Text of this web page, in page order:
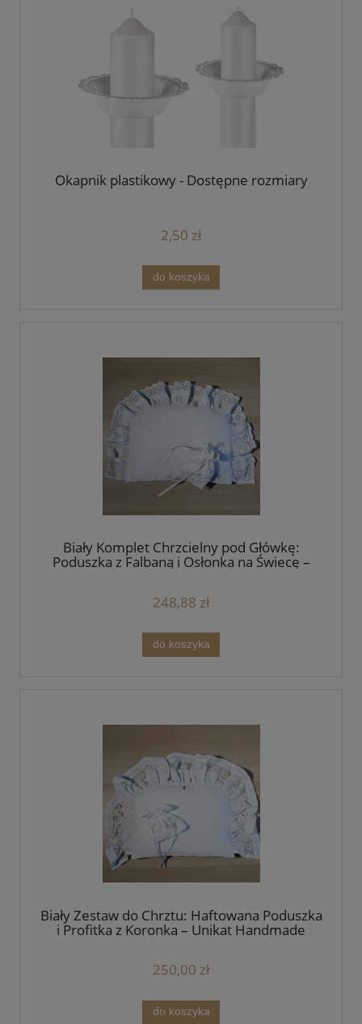
Okapnik plastikowy - Dostępne rozmiary
2,50 zł
do koszyka
Biały Komplet Chrzcielny pod Główkę:
Poduszka z Falbaną i Osłonka na Świecę –
248,88 zł
do koszyka
Biały Zestaw do Chrztu: Haftowana Poduszka
i Profitka z Koronką – Unikat Handmade
250,00 zł
do koszyka